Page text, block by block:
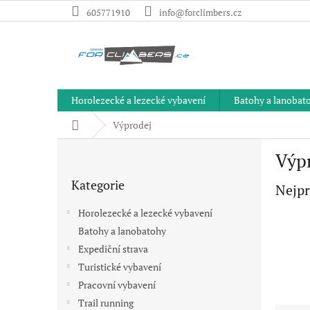
na
605771910 info@forclimbers.cz
Horolezecké a lezecké vybavení Batohy a
Domů Výprodej
kategorie
Kategorie
Horolezecké a lezecké vybavení
Batohy a lanobatohy
Expediční strava
Turistické vybavení
Pracovní vybavení
Trail running